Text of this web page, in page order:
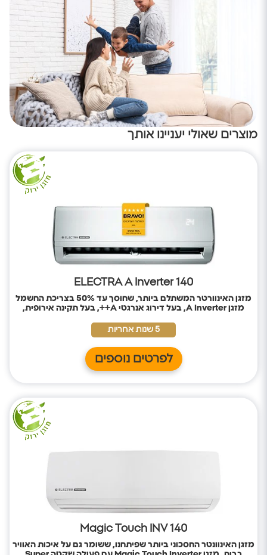
מוצרים שאולי יעניינו אותך
ELECTRA A Inverter 140
מזגן האינוורטר המשתלם ביותר, שחוסך עד 50% בצריכת החשמל
מזגן A Inverter, בעל דירוג אנרגטי A++, בעל תקינה אירופית,
5 שנות אחריות
לפרטים נוספים
Magic Touch INV 140
מזגן האינוונטר החסכוני ביותר שפיתחנו, ששומר גם על איכות האוויר